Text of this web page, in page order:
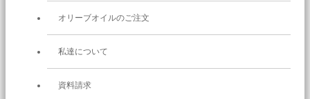
オリーブオイルのご注文
私達について
資料請求